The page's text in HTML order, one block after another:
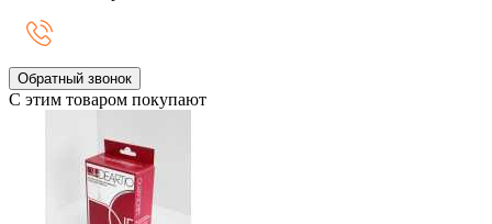
Обратный звонок
С этим товаром покупают